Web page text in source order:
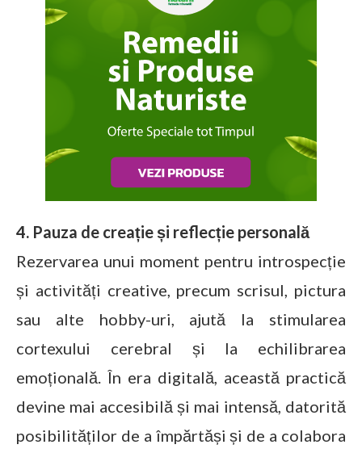
4. Pauza de creație și reflecție personală
Rezervarea unui moment pentru introspecție
și activități creative, precum scrisul, pictura
sau alte hobby-uri, ajută la stimularea
cortexului cerebral și la echilibrarea
emoțională. În era digitală, această practică
devine mai accesibilă și mai intensă, datorită
posibilităților de a împărtăși și de a colabora